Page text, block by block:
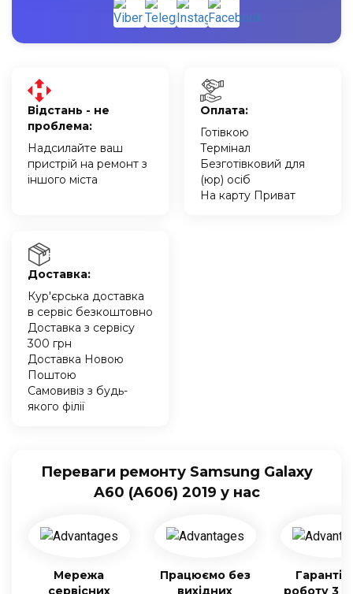
Відстань - не
проблема:
Надсилайте ваш
пристрій на ремонт з
іншого міста
Оплата:
Готівкою
Термінал
Безготівковий для
(юр) осіб
На карту Приват
Доставка:
Кур'єрська доставка
в сервіс безкоштовно
Доставка з сервісу
300 грн
Доставка Новою
Поштою
Самовивіз з будь-
якого філії
Переваги ремонту Samsung Galaxy
A60 (A606) 2019 у нас
Мережа
сервісних
Працюємо без
вихідних
Гарантія
роботу 3